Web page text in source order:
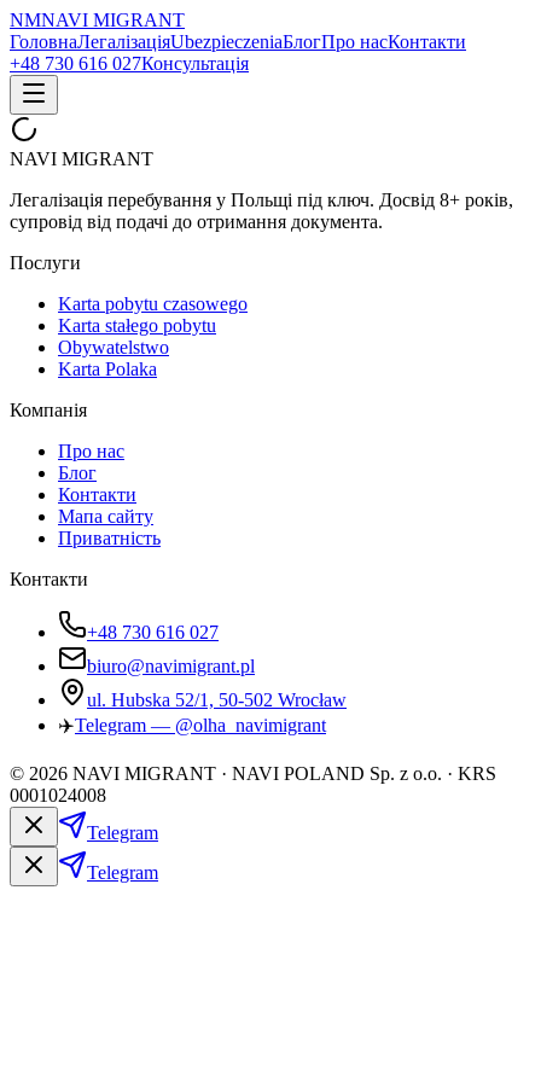
NMNAVI MIGRANT
ГоловнаЛегалізаціяUbezpieczeniaБлогПро насКонтакти
+48 730 616 027Консультація
NAVI MIGRANT
Легалізація перебування у Польщі під ключ. Досвід 8+ років,
супровід від подачі до отримання документа.
Послуги
Karta pobytu czasowego
Karta stałego pobytu
Obywatelstwo
Karta Polaka
Компанія
Про нас
Блог
Контакти
Мапа сайту
Приватність
Контакти
+48 730 616 027
biuro@navimigrant.pl
ul. Hubska 52/1, 50-502 Wrocław
✈️Telegram — @olha_navimigrant
© 2026 NAVI MIGRANT · NAVI POLAND Sp. z o.o. · KRS
0001024008
Telegram
Telegram